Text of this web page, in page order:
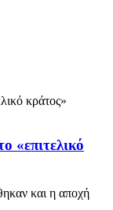
«επιτελικό